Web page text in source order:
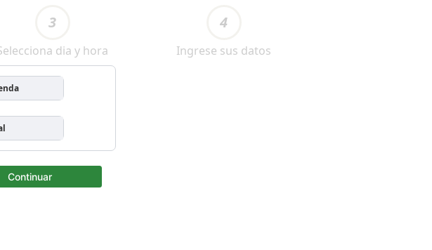
3
dia y hora
4
Ingrese sus datos
Continuar